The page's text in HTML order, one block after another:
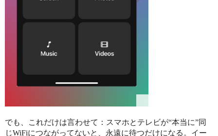
でも、これだけは言わせて：スマホとテレビが“本当に”同
じWiFiにつながってないと、永遠に待つだけになる。イー